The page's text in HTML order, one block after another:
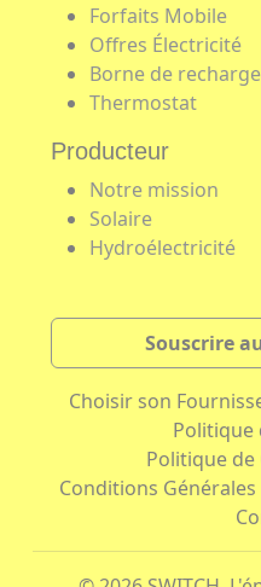
Forfaits Mobile
Offres Électricité
Borne de recharge
Thermostat
Producteur
Notre mission
Solaire
Hydroélectricité
Souscrire
Choisir son
Politique
Politique
Conditions